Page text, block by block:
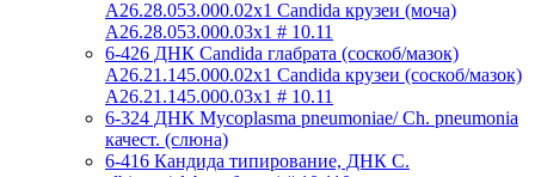
A26.28.053.000.02x1 Candida крузеи (моча)
A26.28.053.000.03x1 # 10.11
6-426 ДНК Candida глабрата (соскоб/мазок)
A26.21.145.000.02x1 Candida крузеи (соскоб/мазок)
A26.21.145.000.03x1 # 10.11
6-324 ДНК Mycoplasma pneumoniae/ Ch. pneumonia
качест. (слюна)
6-416 Кандида типирование, ДНК C.